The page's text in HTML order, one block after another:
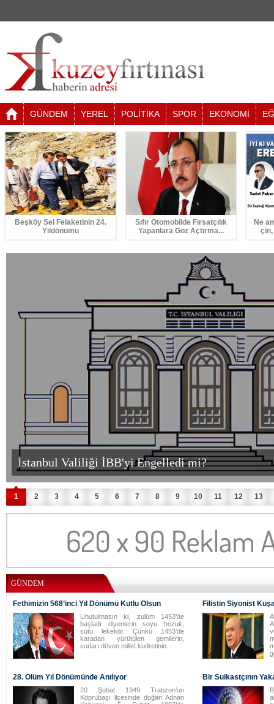
GÜNDEM YEREL POLİTİKA SPOR EKONOMİ
Beşköy Sel Felaketinin 24.
Yıldönümü
Sıfır Otomobilde Fırsatçılık
Yapanlara Göz Açtırma...
Ne
Hasretle, Rahmetle Yâd Ediyorum
1 2 3 4 5 6 7 8 9 10 11 12 13
GÜNDEM
Fethimizin 568’inci Yıl Dönümü Kutlu Olsun
Unutulmasın ki, zulüm 1453’de
başladı diyenlerin soyu bozuk,
sütü lekelidir. Çünkü 1453’de
karadan yürütülen gemilerin,
surları döven millet kudretinin...
Filistin Siyonist
28. Ölüm Yıl Dönümünde Anılıyor
20 Şubat 1949 Trabzon’un
Köprübaşı ilçesinde doğan Adnan
Bir Suikastçının